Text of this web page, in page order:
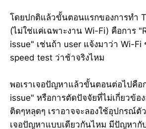
โดยปกติแล้วขั้นตอนแรกของการทำ
(ไม่ใช่แค่เฉพาะงาน Wi-Fi) คือการ
issue" เช่นถ้า user แจ้งมาว่า Wi-Fi
speed test ว่าช้าจริงไหม
พอเราเจอปัญหาแล้วขั้นตอนต่อไปคือ
issue" หรือการตัดปัจจัยที่ไม่เกี่ยวข้อ
ติดๆหลุดๆ เราอาจจะลองใช้อุปกรณ์ตั
เจอปัญหาแบบเดียวกันไหม มีปัญหากั